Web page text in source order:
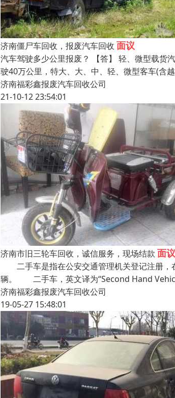
济南僵尸车回收，报废汽车回收 面议
汽车驾驶多少公里报废？ 【答】 轻、微型载货
驶40万公里，特大、大、中、轻、微型客车(含
济南福彩鑫报废汽车回收公司
21-10-12 23:54:01
济南市旧三轮车回收，诚信服务，现场结款 面议
二手车是指在公安交通管理机关登记注册，
辆。 二手车，英文译为“Second Hand
济南福彩鑫报废汽车回收公司
19-05-27 15:48:01